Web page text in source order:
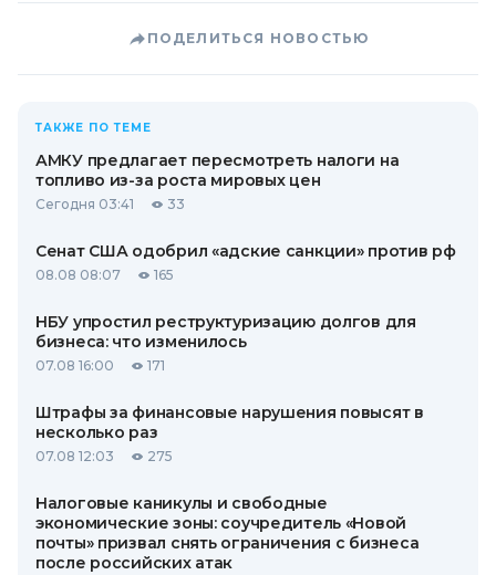
ПОДЕЛИТЬСЯ НОВОСТЬЮ
ТАКЖЕ ПО ТЕМЕ
АМКУ предлагает пересмотреть налоги на
топливо из-за роста мировых цен
Сегодня 03:41 33
Сенат США одобрил «адские санкции» против рф
08.08 08:07 165
НБУ упростил реструктуризацию долгов для
бизнеса: что изменилось
07.08 16:00 171
Штрафы за финансовые нарушения повысят в
несколько раз
07.08 12:03 275
Налоговые каникулы и свободные
экономические зоны: соучредитель «Новой
почты» призвал снять ограничения с бизнеса
после российских атак